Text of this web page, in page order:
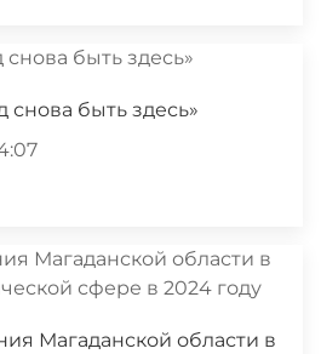
снова быть здесь»
Магаданской области в